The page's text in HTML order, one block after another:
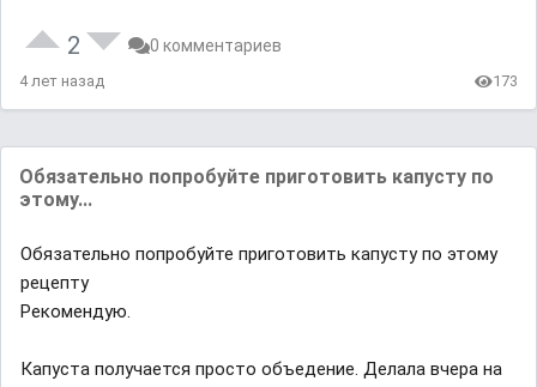
2 0 комментариев
4 лет назад 173
Обязательно попробуйте приготовить капусту по
этому...
Обязательно попробуйте приготовить капусту по этому
рецепту
Рекомендую.
Капуста получается просто объедение. Делала вчера на